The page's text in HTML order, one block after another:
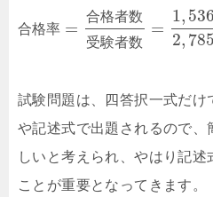
合格率 =
合格者数
受験者数
=
1, 536
2, 785
試験問題は、四答択一式だけ
や記述式で出題されるので、
しいと考えられ、やはり記
ことが重要となってきます。